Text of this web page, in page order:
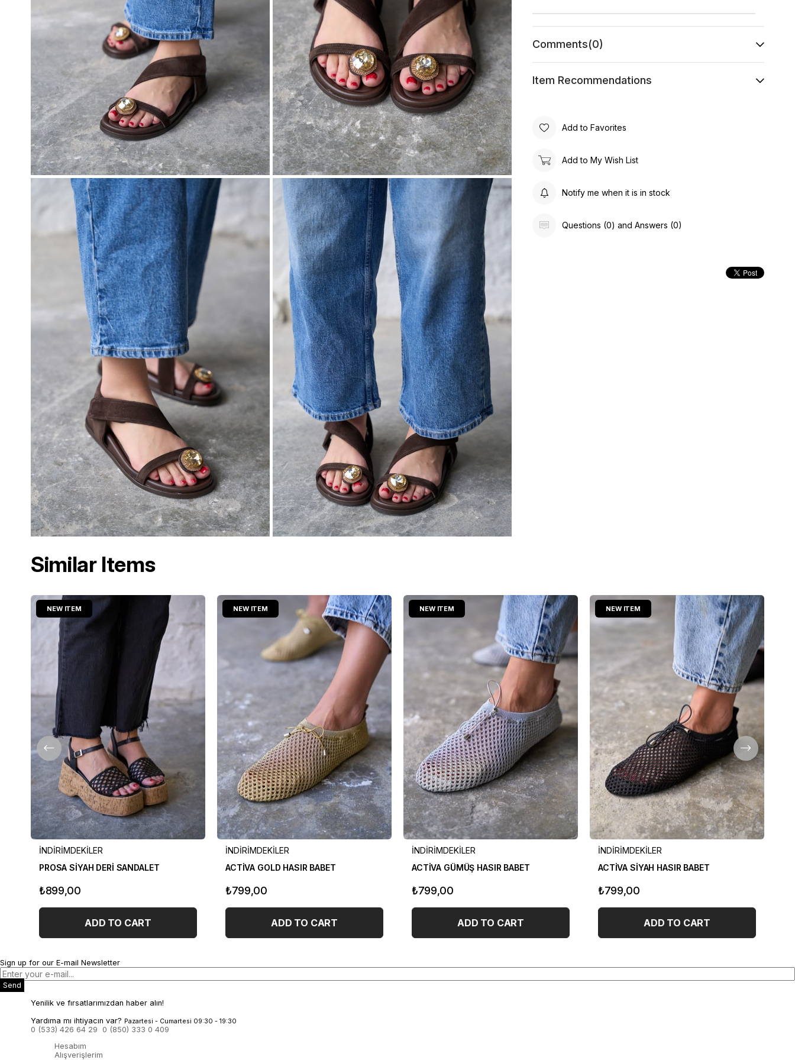
Comments(0)
Item Recommendations
Add to Favorites
Add to My Wish List
Notify me when it is in stock
Questions (0) and Answers (0)
Similar Items
İNDİRİMDEKİLER
PROSA SİYAH DERİ SANDALET
₺899,00
ADD TO CART
NEW ITEM
İNDİRİMDEKİLER
ACTİVA GOLD HASIR BABET
₺799,00
ADD TO CART
NEW ITEM
İNDİRİMDEKİLER
ACTİVA GÜMÜŞ HASIR BABET
₺799,00
ADD TO CART
NEW ITEM
İNDİRİMDEKİLER
ACTİVA SİYAH HASIR BABET
₺799,00
ADD TO CART
NEW ITEM
Sign up for our E-mail Newsletter
Send
Yenilik ve fırsatlarımızdan haber alın!
Yardıma mı ihtiyacın var? Pazartesi - Cumartesi 09:30 - 19:30
0 (533) 426 64 29
0 (850) 333 0 409
Hesabım
Alışverişlerim